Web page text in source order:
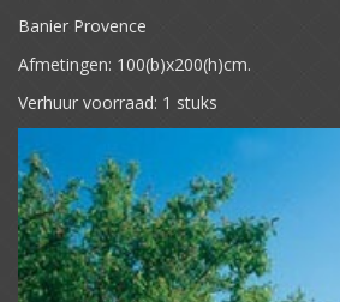
Banier Provence
Afmetingen: 100(b)x200(h)cm.
Verhuur voorraad: 1 stuks